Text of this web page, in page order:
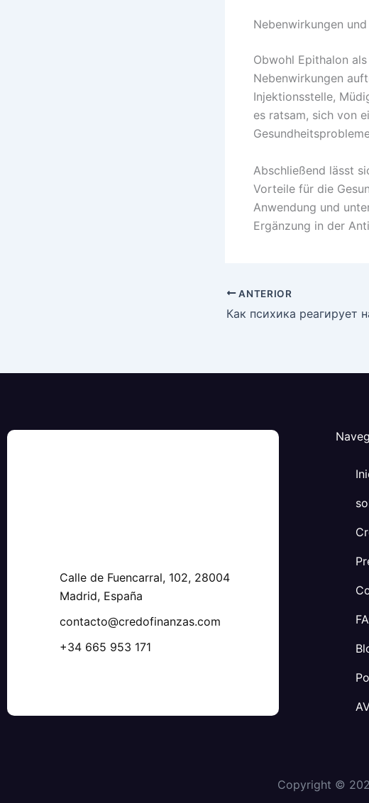
Nebenwirkungen
Obwohl Epithalon
Nebenwirkungen
Injektionsstelle,
es ratsam, sich von
Abschließend lässt
Vorteile für die
Anwendung und
Ergänzung in der
ANTERIOR
Calle de Fuencarral, 102, 28004
Madrid, España
contacto@credofinanzas.com
+34 665 953 171
Copyright ©